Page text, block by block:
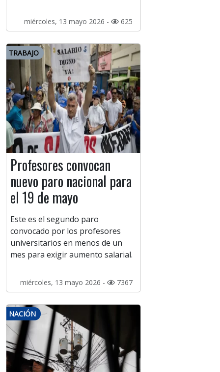
miércoles, 13 mayo 2026 - 625
TRABAJO
Profesores convocan
nuevo paro nacional para
el 19 de mayo
Este es el segundo paro
convocado por los profesores
universitarios en menos de un
mes para exigir aumento salarial.
miércoles, 13 mayo 2026 - 7367
NACIÓN